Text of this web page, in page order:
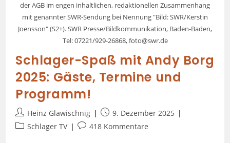
der AGB im engen inhaltlichen, redaktionellen Zusammenhang
mit genannter SWR-Sendung bei Nennung "Bild: SWR/Kerstin
Joensson" (S2+). SWR Presse/Bildkommunikation, Baden-Baden,
Tel: 07221/929-26868, foto@swr.de
Schlager-Spaß mit Andy Borg
2025: Gäste, Termine und
Programm!
Heinz Glawischnig
9. Dezember 2025
Schlager TV
418 Kommentare